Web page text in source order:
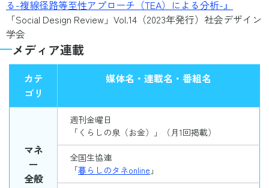
る-複線径路等至性アプローチ（TEA）による分析-』
「Social Design Review」Vol.14（2023年発行）社会デザイン
学会
メディア連載
カテ
ゴリ
媒体名・連載名・番組名
マネ
ー
全般
週刊金曜日
「くらしの泉（お金）」（月1回掲載）
全国生協連
「暮らしのタネonline 」